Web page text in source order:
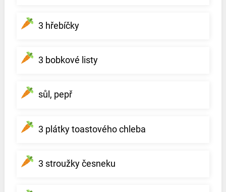
3 hřebíčky
3 bobkové listy
sůl, pepř
3 plátky toastového chleba
3 stroužky česneku